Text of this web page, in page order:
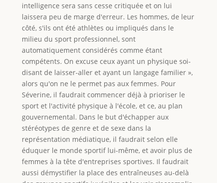
intelligence sera sans cesse critiquée et on lui
laissera peu de marge d'erreur. Les hommes, de leur
côté, s'ils ont été athlètes ou impliqués dans le
milieu du sport professionnel, sont
automatiquement considérés comme étant
compétents. On excuse ceux ayant un physique soi-
disant de laisser-aller et ayant un langage familier »,
alors qu'on ne le permet pas aux femmes. Pour
Séverine, il faudrait commencer déjà à prioriser le
sport et l'activité physique à l'école, et ce, au plan
gouvernemental. Dans le but d'échapper aux
stéréotypes de genre et de sexe dans la
représentation médiatique, il faudrait selon elle
éduquer le monde sportif lui-même, et avoir plus de
femmes à la tête d'entreprises sportives. Il faudrait
aussi démystifier la place des entraîneuses au-delà